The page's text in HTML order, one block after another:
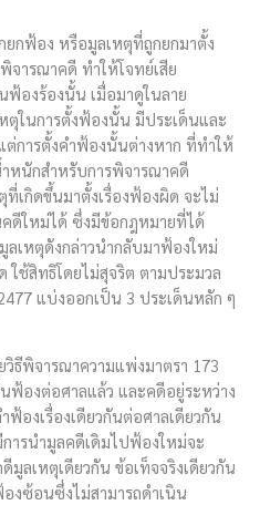
กฟ้อง หรือมูลเหตุที่ถูกยกมาตั้ง
จารณาคดี ทำให้โจทย์เสีย
ฟ้องร้องนั้น เมื่อมาดูในลาย
ในการตั้งฟ้องนั้น มีประเด็นและ
การตั้งคำฟ้องนั้นต่างหาก ที่ทำให้
หนักสำหรับการพิจารณาคดี
เกิดขึ้นมาตั้งเรื่องฟ้องผิด จะไม่
ดีใหม่ได้ ซึ่งมีข้อกฎหมายที่ได้
เหตุดังกล่าวนำกลับมาฟ้องใหม่
ช้สิทธิโดยไม่สุจริต ตามประมวล
แบ่งออกเป็น 3 ประเด็นหลัก ๆ
ธีพิจารณาความแพ่งมาตรา 173
ฟ้องต่อศาลแล้ว และคดีอยู่ระหว่าง
องเรื่องเดียวกันต่อศาลเดียวกัน
ารนำมูลคดีเดิมไปฟ้องใหม่จะ
ลเหตุเดียวกัน ข้อเท็จจริงเดียวกัน
งซ้อนซึ่งไม่สามารถดำเนิน